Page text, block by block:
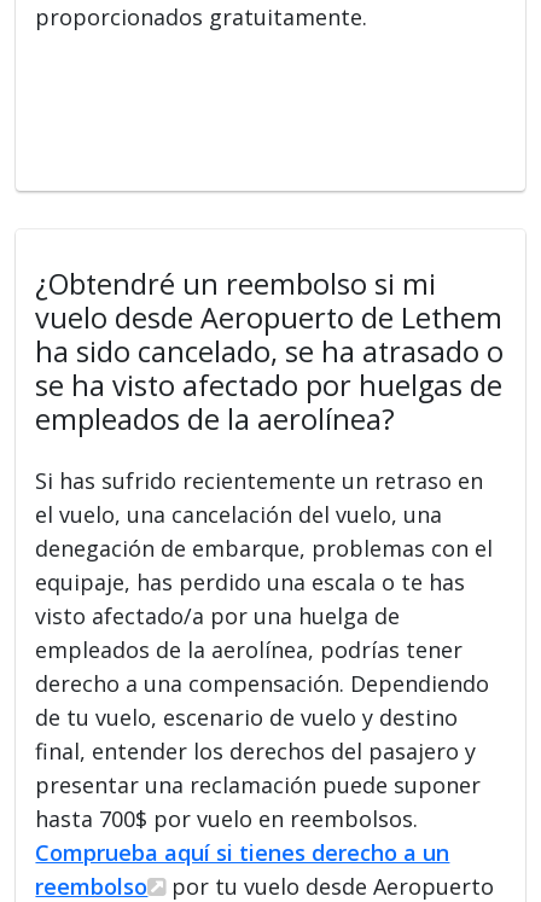
proporcionados gratuitamente.
¿Obtendré un reembolso si mi
vuelo desde Aeropuerto de Lethem
ha sido cancelado, se ha atrasado o
se ha visto afectado por huelgas de
empleados de la aerolínea?
Si has sufrido recientemente un retraso en
el vuelo, una cancelación del vuelo, una
denegación de embarque, problemas con el
equipaje, has perdido una escala o te has
visto afectado/a por una huelga de
empleados de la aerolínea, podrías tener
derecho a una compensación. Dependiendo
de tu vuelo, escenario de vuelo y destino
final, entender los derechos del pasajero y
presentar una reclamación puede suponer
hasta 700$ por vuelo en reembolsos.
Comprueba aquí si tienes derecho a un
reembolso
por tu vuelo desde Aeropuerto